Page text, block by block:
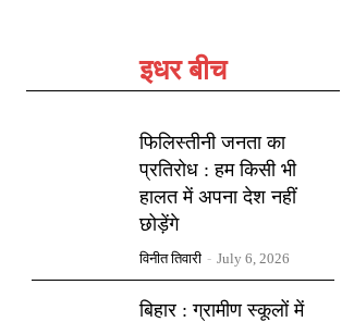
इधर बीच
फिलिस्तीनी जनता का
प्रतिरोध : हम किसी भी
हालत में अपना देश नहीं
छोड़ेंगे
विनीत तिवारी - July 6, 2026
बिहार : ग्रामीण स्कूलों में